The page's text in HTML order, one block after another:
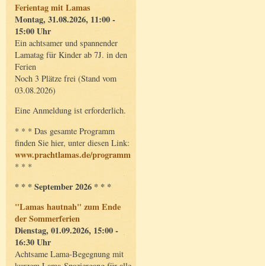
Ferientag mit Lamas
Montag, 31.08.2026, 11:00 -
15:00 Uhr
Ein achtsamer und spannender
Lamatag für Kinder ab 7J. in den
Ferien
Noch 3 Plätze frei (Stand vom
03.08.2026)
Eine Anmeldung ist erforderlich.
* * * Das gesamte Programm
finden Sie hier, unter diesen Link:
www.prachtlamas.de/programm
* * *
* * * September 2026 * * *
"Lamas hautnah" zum Ende
der Sommerferien
Dienstag, 01.09.2026, 15:00 -
16:30 Uhr
Achtsame Lama-Begegnung mit